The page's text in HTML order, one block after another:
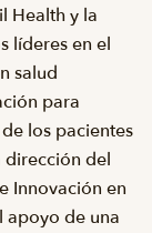
Health y la
líderes en el
salud
para
los pacientes
dirección del
Innovación en
apoyo de una